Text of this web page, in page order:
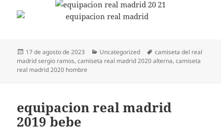
Publicado
el
17 de agosto de 2023 Categorías
Uncategorized Etiquetas
camiseta del real
madrid sergio ramos,camiseta real madrid 2020 alterna,camiseta
real madrid 2020 hombre
equipacion real madrid
2019 bebe